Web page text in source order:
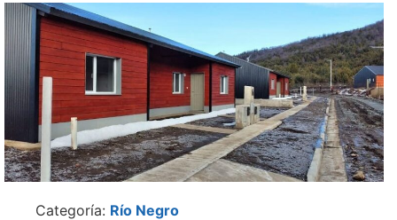
Categoría: Río Negro